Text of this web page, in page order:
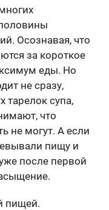
Осознавая, что
за короткое
еды. Но
не сразу,
тарелок супа,
что
не могут. А если
пищу и
после первой
пищей.